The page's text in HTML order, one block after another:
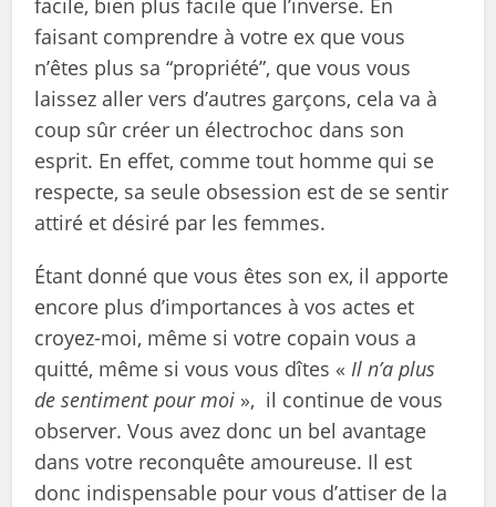
facile, bien plus facile que l’inverse. En
faisant comprendre à votre ex que vous
n’êtes plus sa “propriété”, que vous vous
laissez aller vers d’autres garçons, cela va à
coup sûr créer un électrochoc dans son
esprit. En effet, comme tout homme qui se
respecte, sa seule obsession est de se sentir
attiré et désiré par les femmes.
Étant donné que vous êtes son ex, il apporte
encore plus d’importances à vos actes et
croyez-moi, même si votre copain vous a
quitté, même si vous vous dîtes «Il n’a plus
de sentiment pour moi », il continue de vous
observer. Vous avez donc un bel avantage
dans votre reconquête amoureuse. Il est
donc indispensable pour vous d’attiser de la